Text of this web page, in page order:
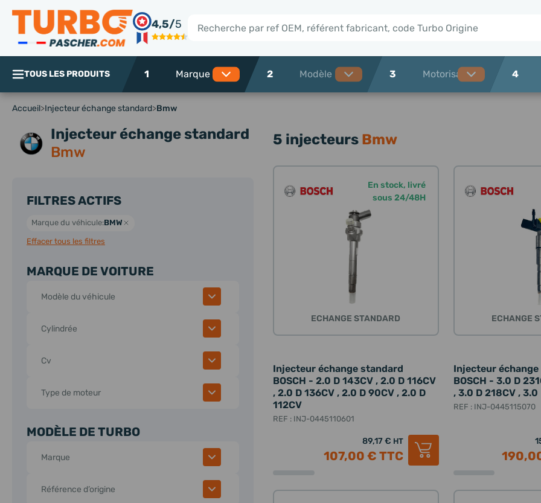
4,5/5
Rechercher
TOUS LES PRODUITS 1 2 3 4
Accueil>Injecteur échange standard>Bmw
Injecteur échange standard
Bmw
FILTRES ACTIFS
Marque du véhicule:BMW
Effacer tous les filtres
MARQUE DE VOITURE
Modèle du véhicule
Cylindrée
Cv
Type de moteur
MODÈLE DE TURBO
Marque
Référence d’origine
5 injecteurs Bmw
En stock, livré
sous 24/48H
ECHANGE STANDARD
Injecteur échange standard
BOSCH - 2.0 D 143CV , 2.0 D 116CV
, 2.0 D 136CV , 2.0 D 90CV , 2.0 D
112CV
REF : INJ-0445110601
89,17 € HT
107,00 € TTC
ECHANGE
Injecteur
BOSCH - 3.0 D
, 3.0 D 218CV , 3.0
REF : INJ-0445115070
Panneau de gestion des cookies